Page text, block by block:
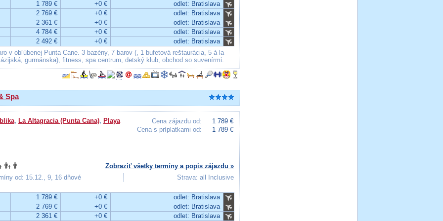
1 789 € +0 €
odlet: Bratislava
2 769 €
+0 €
odlet: Bratislava
2 361 €
+0 €
odlet: Bratislava
4 784 €
+0 €
odlet: Bratislava
2 492 €
+0 €
odlet: Bratislava
v obľúbenej Punta Cane. 3 bazény, 7 barov (, 1 bufetová reštaurácia, 5 á la
gurmánska), fitness, spa centrum, detský klub, obchod so suvenírmi.
Spa
Cena zájazdu od:
1 789 €
Cena s príplatkami od:
1 789 €
, La Altagracia (Punta Cana), Playa
Zobraziť všetky termíny a popis zájazdu »
od: 15.12., 9, 16 dňové
Strava: all Inclusive
1 789 € +0 €
odlet: Bratislava
2 769 €
+0 €
odlet: Bratislava
2 361 €
+0 € odlet: Bratislava